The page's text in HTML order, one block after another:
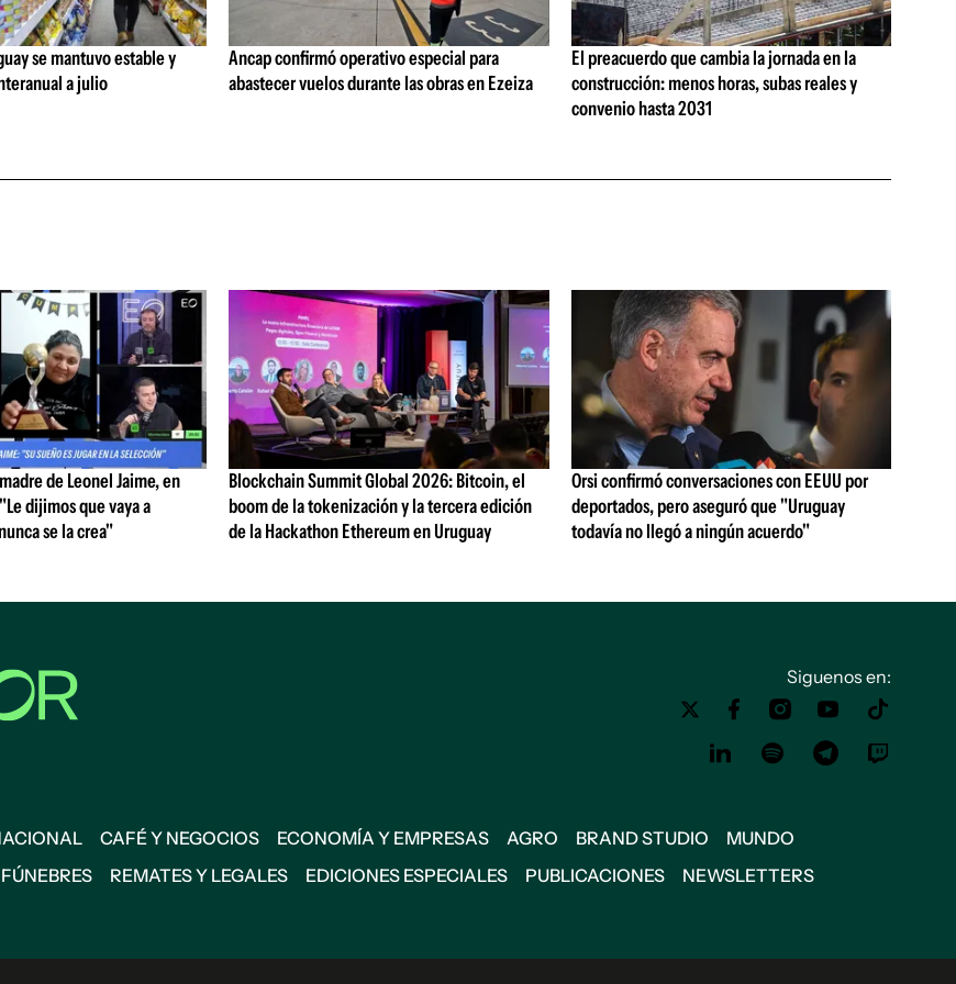
se mantuvo estable y
a julio
Ancap confirmó operativo especial para
abastecer vuelos durante las obras en Ezeiza
El preacuerdo que cambia la jornada en la
construcción: menos horas, subas reales y
convenio hasta 2031
de Leonel Jaime, en
dijimos que vaya a
se la crea"
Blockchain Summit Global 2026: Bitcoin, el
boom de la tokenización y la tercera edición
de la Hackathon Ethereum en Uruguay
Orsi confirmó conversaciones con EEUU por
deportados, pero aseguró que "Uruguay
todavía no llegó a ningún acuerdo"
Siguenos en:
CAFÉ Y NEGOCIOS ECONOMÍA Y EMPRESAS AGRO BRAND STUDIO
MUNDO
FÚNEBRES REMATES Y LEGALES EDICIONES ESPECIALES PUBLICACIONES
NEWSLETTERS